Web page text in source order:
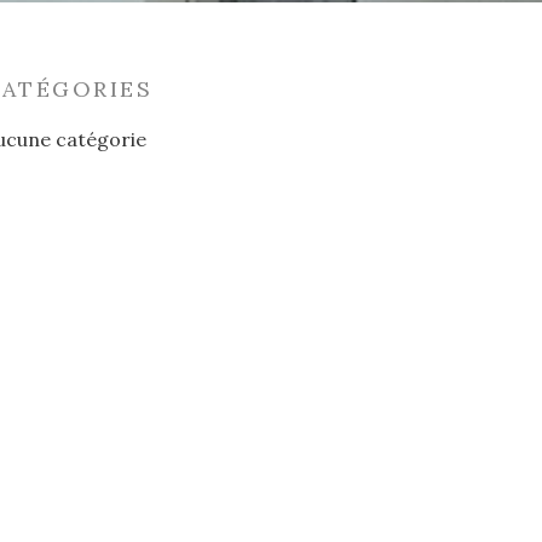
catégorie